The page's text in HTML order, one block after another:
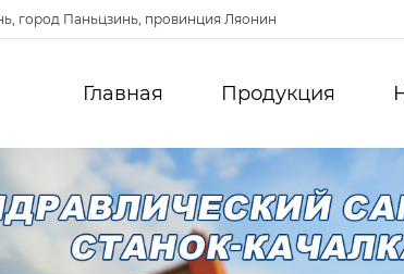
город Паньцзинь, провинция Ляонин
Главная Продукция